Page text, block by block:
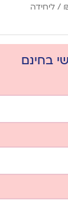
/ ליחידה
בחינם